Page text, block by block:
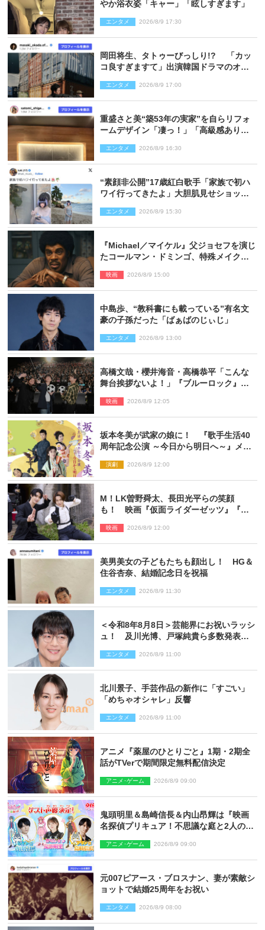
やか浴衣姿「キャー」「眩しすぎます」
エンタメ 2026/8/9 17:30
岡田将生、タトゥーびっしり!? 「カッ
コ良すぎますて」出演韓国ドラマのオフ
エンタメ 2026/8/9 17:00
重盛さと美“築53年の実家”を自らリフォ
ームデザイン「凄っ！」「高級感ありま
エンタメ 2026/8/9 16:30
“素顔非公開”17歳紅白歌手「家族で初ハ
ワイ行ってきたよ」大胆肌見せショット
エンタメ 2026/8/9 15:30
『Michael／マイケル』父ジョセフを演じ
たコールマン・ドミンゴ、特殊メイクに2
映画 2026/8/9 15:00
中島歩、“教科書にも載っている”有名文
豪の子孫だった「ばぁばのじぃじ」
エンタメ 2026/8/9 13:00
高橋文哉・櫻井海音・高橋恭平「こんな
舞台挨拶ないよ！」『ブルーロック』自
映画 2026/8/9 12:05
坂本冬美が武家の娘に！ 『歌手生活40
周年記念公演 ～今日から明日へ～』メイ
演劇 2026/8/9 12:00
M！LK曽野舜太、長田光平らの笑顔
も！ 映画『仮面ライダーゼッツ』『超
ショット到着
映画 2026/8/9 12:00
美男美女の子どもたちも顔出し！ HG＆
住谷杏奈、結婚記念日を祝福
エンタメ 2026/8/9 11:30
＜令和8年8月8日＞芸能界にお祝いラッシ
ュ！ 及川光博、戸塚純貴ら多数発表結
エンタメ 2026/8/9 11:00
北川景子、手芸作品の新作に「すごい」
「めちゃオシャレ」反響
エンタメ 2026/8/9 11:00
アニメ『薬屋のひとりごと』1期・2期全
話がTVerで期間限定無料配信決定
アニメ･ゲーム 2026/8/9 09:00
鬼頭明里＆島崎信長＆内山昂輝は『映画
名探偵プリキュア！不思議な庭と2人の秘
アニメ･ゲーム 2026/8/9 09:00
元007ピアース・ブロスナン、妻が素敵シ
ョットで結婚25周年をお祝い
エンタメ 2026/8/9 08:00